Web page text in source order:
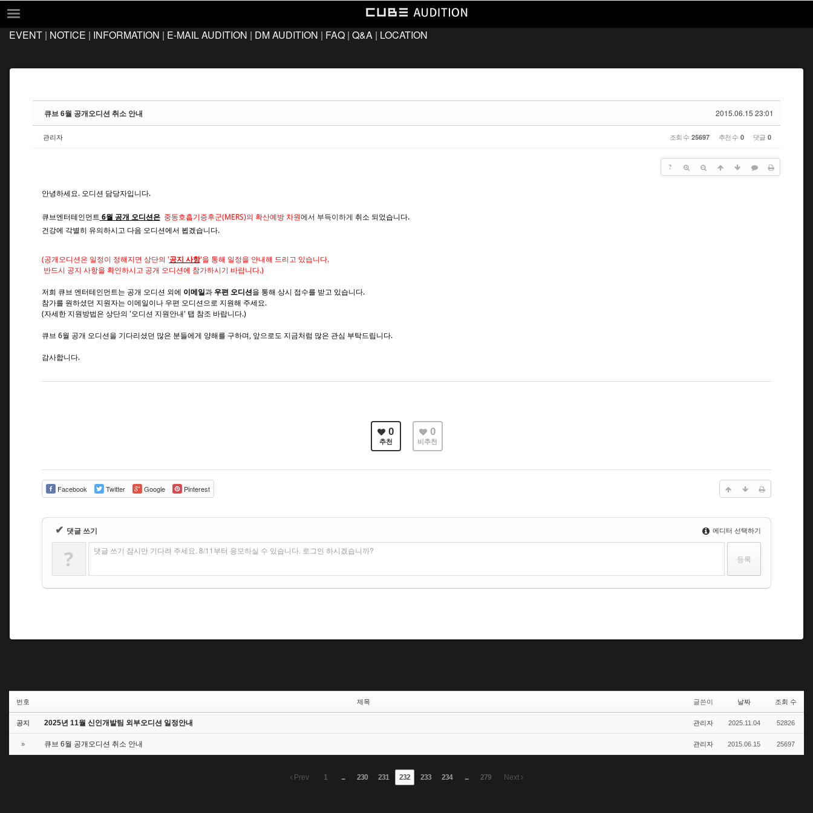
EVENT
E-MAIL AUDITION
DM AUDITION
LOCATION
EVENT | NOTICE | INFORMATION | E-MAIL AUDITION | DM AUDITION | FAQ | Q&A | LOCATION
2015.06.15 23:01
큐브 6월 공개오디션 취소 안내
관리자 조회 수 25697 추천 수 0 댓글 0
?
안녕하세요. 오디션 담당자입니다.
큐브엔터테인먼트 6월 공개 오디션은 중동호흡기증후군(MERS)의 확산예방 차원에서 부득이하게 취소 되었습니다.
건강에 각별히 유의하시고 다음 오디션에서 뵙겠습니다.
(공개오디션은 일정이 정해지면 상단의 '공지 사항'을 통해 일정을 안내해 드리고 있습니다.
반드시 공지 사항을 확인하시고 공개 오디션에 참가하시기 바랍니다.)
저희 큐브 엔터테인먼트는 공개 오디션 외에 이메일과 우편 오디션을 통해 상시 접수를 받고 있습니다.
참가를 원하셨던 지원자는 이메일이나 우편 오디션으로 지원해 주세요.
(자세한 지원방법은 상단의 '오디션 지원안내' 탭 참조 바랍니다.)
큐브 6월 공개 오디션을 기다리셨던 많은 분들에게 양해를 구하며, 앞으로도 지금처럼 많은 관심 부탁드립니다.
감사합니다.
0
추천
0
비추천
Facebook Twitter Google Pinterest
✔ 댓글 쓰기 에디터 선택하기
? 댓글 쓰기 잠시만 기다려 주세요. 8/11부터 응모하실 수 있습니다. 로그인 하시겠습니까?
번호 제목 글쓴이 날짜 조회 수
공지 2025년 11월 신인개발팀 외부오디션 일정안내 관리자 2025.11.04 52826
» 큐브 6월 공개오디션 취소 안내 관리자 2015.06.15 25697
Prev 1 ... 230 231 232 233 234 ... 279 Next